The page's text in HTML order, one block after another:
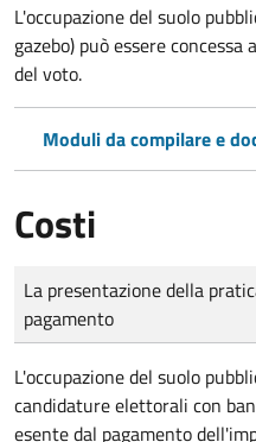
L'occupazione del suolo
gazebo) può essere
del voto.
Moduli da compilare e
Costi
Tipo di pagamento
Importo
La presentazione della
pagamento
L'occupazione del suolo
candidature elettorali con
esente dal pagamento